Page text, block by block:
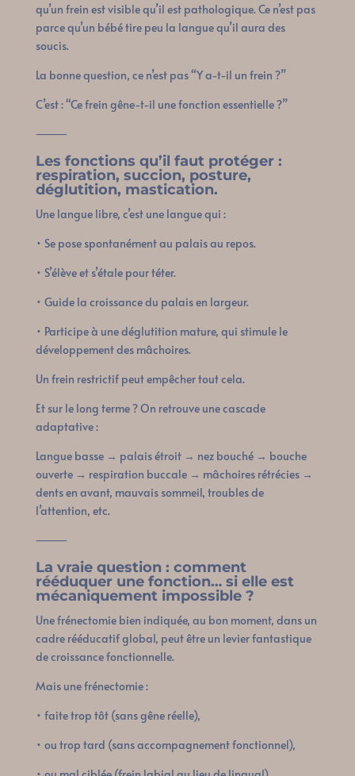
qu’un frein est visible qu’il est pathologique. Ce n’est pas
parce qu’un bébé tire peu la langue qu’il aura des
soucis.
La bonne question, ce n’est pas “Y a-t-il un frein ?”
C’est : “Ce frein gêne-t-il une fonction essentielle ?”
⸻
Les fonctions qu’il faut protéger :
respiration, succion, posture,
déglutition, mastication.
Une langue libre, c’est une langue qui :
• Se pose spontanément au palais au repos.
• S’élève et s’étale pour téter.
• Guide la croissance du palais en largeur.
• Participe à une déglutition mature, qui stimule le
développement des mâchoires.
Un frein restrictif peut empêcher tout cela.
Et sur le long terme ? On retrouve une cascade
adaptative :
Langue basse → palais étroit → nez bouché → bouche
ouverte → respiration buccale → mâchoires rétrécies →
dents en avant, mauvais sommeil, troubles de
l’attention, etc.
⸻
La vraie question : comment
rééduquer une fonction… si elle est
mécaniquement impossible ?
Une frénectomie bien indiquée, au bon moment, dans un
cadre rééducatif global, peut être un levier fantastique
de croissance fonctionnelle.
Mais une frénectomie :
• faite trop tôt (sans gêne réelle),
• ou trop tard (sans accompagnement fonctionnel),